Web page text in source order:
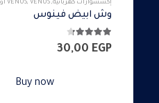
إكسسوارات كهربائيه,
VENUS, VENUS أوجه
وش ابيض فينوس
4.25من 5
30,00 EGP
Buy now